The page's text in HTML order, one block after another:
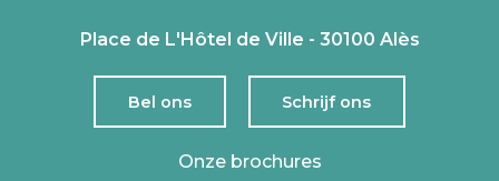
Place de L'Hôtel de Ville - 30100 Alès
Bel ons Schrijf ons
Onze brochures